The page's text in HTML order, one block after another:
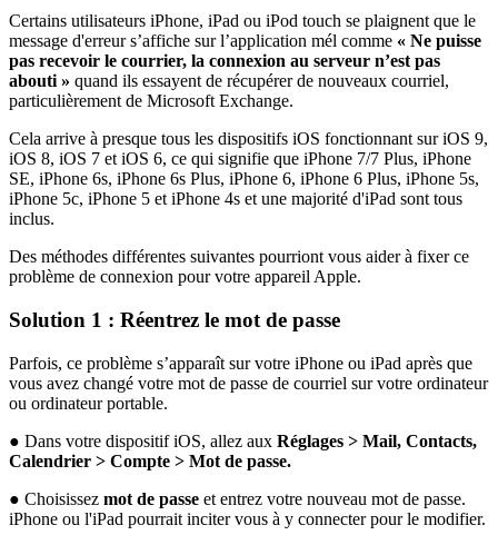
Certains utilisateurs iPhone, iPad ou iPod touch se plaignent que le
message d'erreur s’affiche sur l’application mél comme « Ne puisse
pas recevoir le courrier, la connexion au serveur n’est pas
abouti » quand ils essayent de récupérer de nouveaux courriel,
particulièrement de Microsoft Exchange.
Cela arrive à presque tous les dispositifs iOS fonctionnant sur iOS 9,
iOS 8, iOS 7 et iOS 6, ce qui signifie que iPhone 7/7 Plus, iPhone
SE, iPhone 6s, iPhone 6s Plus, iPhone 6, iPhone 6 Plus, iPhone 5s,
iPhone 5c, iPhone 5 et iPhone 4s et une majorité d'iPad sont tous
inclus.
Des méthodes différentes suivantes pourriont vous aider à fixer ce
problème de connexion pour votre appareil Apple.
Solution 1 : Réentrez le mot de passe
Parfois, ce problème s’apparaît sur votre iPhone ou iPad après que
vous avez changé votre mot de passe de courriel sur votre ordinateur
ou ordinateur portable.
● Dans votre dispositif iOS, allez aux Réglages > Mail, Contacts,
Calendrier > Compte > Mot de passe.
● Choisissez mot de passe et entrez votre nouveau mot de passe.
iPhone ou l'iPad pourrait inciter vous à y connecter pour le modifier.